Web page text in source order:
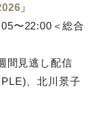
」
〜22:00＜総合
間⾒逃し配信
、北川景⼦